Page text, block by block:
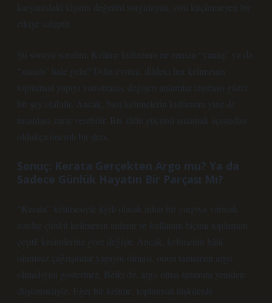
karşınızdaki kişinin değerini sorgulayan, onu küçümseyen bir
etkiye sahiptir.
Şu soruyu soralım: Kelime kullanımı ne zaman “yanlış” ya da
“zararlı” hale gelir? Dilin evrimi, dildeki her kelimenin
toplumsal yapıyı yansıtması, değişen anlamlar taşıması güzel
bir şey olabilir. Ancak, bazı kelimelerin kullanımı yine de
insanlara zarar verebilir. Bu, dilin gücünü anlamak açısından
oldukça önemli bir ders.
Sonuç: Kerata Gerçekten Argo mu? Ya da
Sadece Günlük Hayatın Bir Parçası Mı?
“Kerata” kelimesiyle ilgili olarak nihai bir yargıya varmak
zordur çünkü kelimenin anlamı ve kullanım biçimi toplumun
çeşitli kesimlerine göre değişir. Ancak, kelimenin hâlâ
olumsuz çağrışımlar yapıyor olması, onun tamamen argo
olmadığını göstermez. Belki de, argo olma tanımını yeniden
düşünmeliyiz. Eğer bir kelime, toplumsal ilişkilerde